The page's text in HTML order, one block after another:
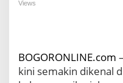
Views
BOGORONLINE.com
kini semakin dikenal